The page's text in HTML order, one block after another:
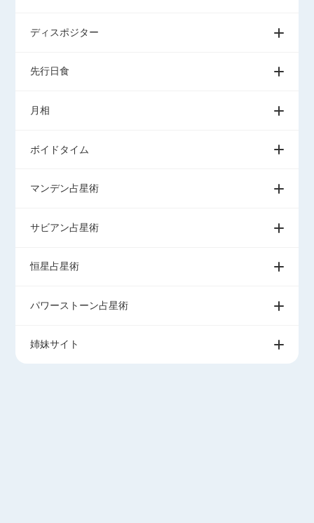
ディスポジター
先行日食
月相
ボイドタイム
マンデン占星術
サビアン占星術
恒星占星術
パワーストーン占星術
姉妹サイト